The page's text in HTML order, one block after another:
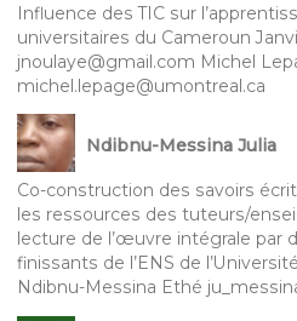
Influence des TIC sur
universitaires du Cameroun
jnoulaye@gmail.com Michel
michel.lepage@umontreal.ca
Ndibnu-Messina Julia
Co-construction des savoirs
les ressources des tuteurs/
lecture de l’œuvre intégrale par
finissants de l’ENS de
Ndibnu-Messina Ethé